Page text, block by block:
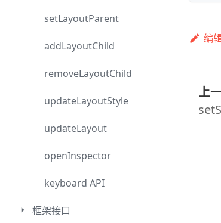
setLayoutParent
addLayoutChild
removeLayoutChild
updateLayoutStyle
updateLayout
openInspector
keyboard API
框架接口
编
上